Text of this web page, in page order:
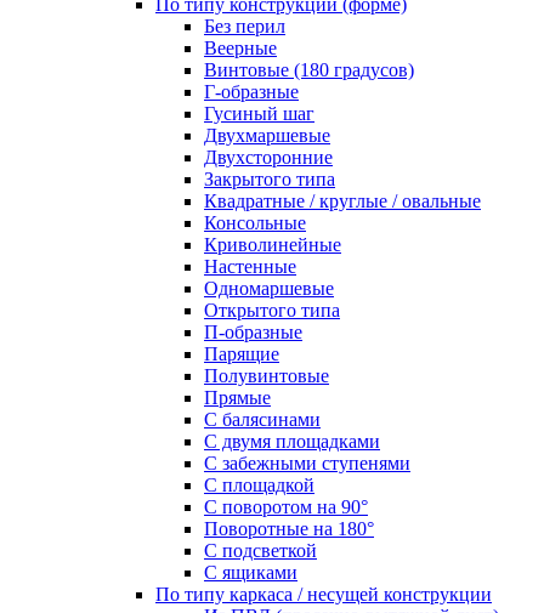
По типу конструкции (форме)
Без перил
Веерные
Винтовые (180 градусов)
Г-образные
Гусиный шаг
Двухмаршевые
Двухсторонние
Закрытого типа
Квадратные / круглые / овальные
Консольные
Криволинейные
Настенные
Одномаршевые
Открытого типа
П-образные
Парящие
Полувинтовые
Прямые
С балясинами
С двумя площадками
С забежными ступенями
С площадкой
С поворотом на 90°
Поворотные на 180°
С подсветкой
С ящиками
По типу каркаса / несущей конструкции